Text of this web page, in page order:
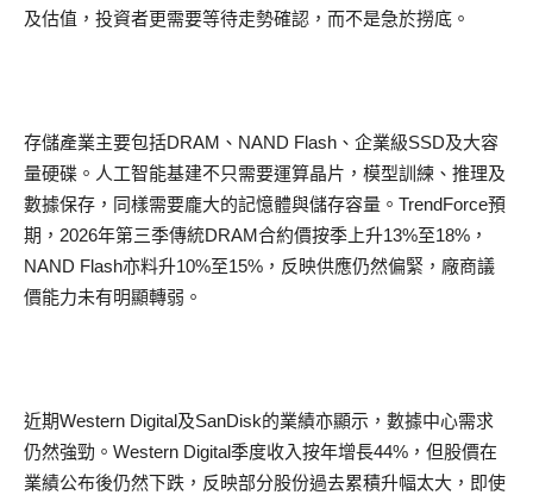
及估值，投資者更需要等待走勢確認，而不是急於撈底。
存儲產業主要包括DRAM、NAND Flash、企業級SSD及大容
量硬碟。人工智能基建不只需要運算晶片，模型訓練、推理及
數據保存，同樣需要龐大的記憶體與儲存容量。TrendForce預
期，2026年第三季傳統DRAM合約價按季上升13%至18%，
NAND Flash亦料升10%至15%，反映供應仍然偏緊，廠商議
價能力未有明顯轉弱。
近期Western Digital及SanDisk的業績亦顯示，數據中心需求
仍然強勁。Western Digital季度收入按年增長44%，但股價在
業績公布後仍然下跌，反映部分股份過去累積升幅太大，即使